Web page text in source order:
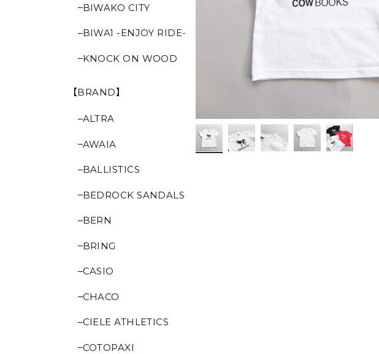
BIWAKO CITY
BIWA1 -ENJOY RIDE-
KNOCK ON WOOD
【BRAND】
ALTRA
AWAIA
BALLISTICS
BEDROCK SANDALS
BERN
BRING
CASIO
CHACO
CIELE ATHLETICS
COTOPAXI